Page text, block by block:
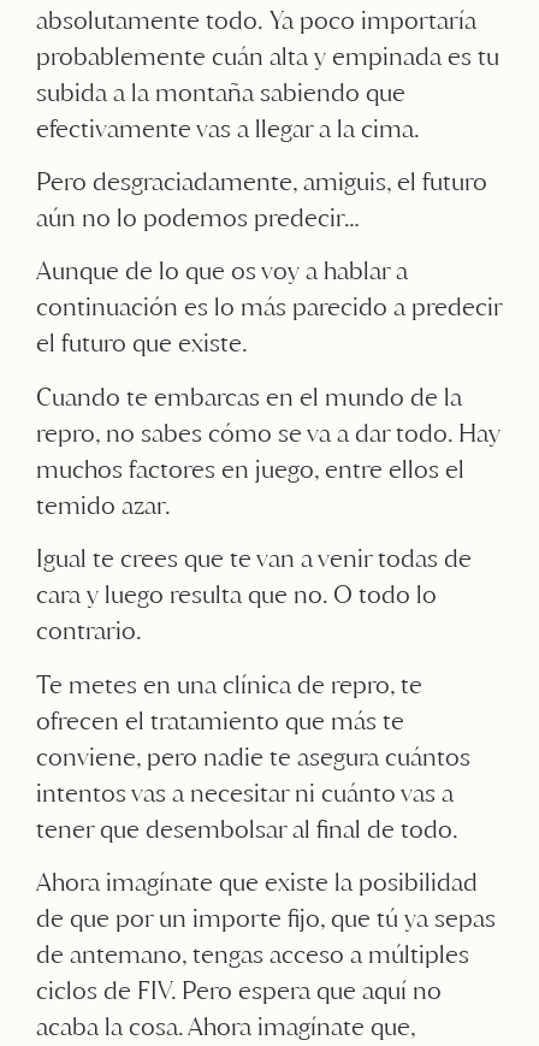
absolutamente todo. Ya poco importaría
probablemente cuán alta y empinada es tu
subida a la montaña sabiendo que
efectivamente vas a llegar a la cima.
Pero desgraciadamente, amiguis, el futuro
aún no lo podemos predecir…
Aunque de lo que os voy a hablar a
continuación es lo más parecido a predecir
el futuro que existe.
Cuando te embarcas en el mundo de la
repro, no sabes cómo se va a dar todo. Hay
muchos factores en juego, entre ellos el
temido azar.
Igual te crees que te van a venir todas de
cara y luego resulta que no. O todo lo
contrario.
Te metes en una clínica de repro, te
ofrecen el tratamiento que más te
conviene, pero nadie te asegura cuántos
intentos vas a necesitar ni cuánto vas a
tener que desembolsar al final de todo.
Ahora imagínate que existe la posibilidad
de que por un importe fijo, que tú ya sepas
de antemano, tengas acceso a múltiples
ciclos de FIV. Pero espera que aquí no
acaba la cosa. Ahora imagínate que,